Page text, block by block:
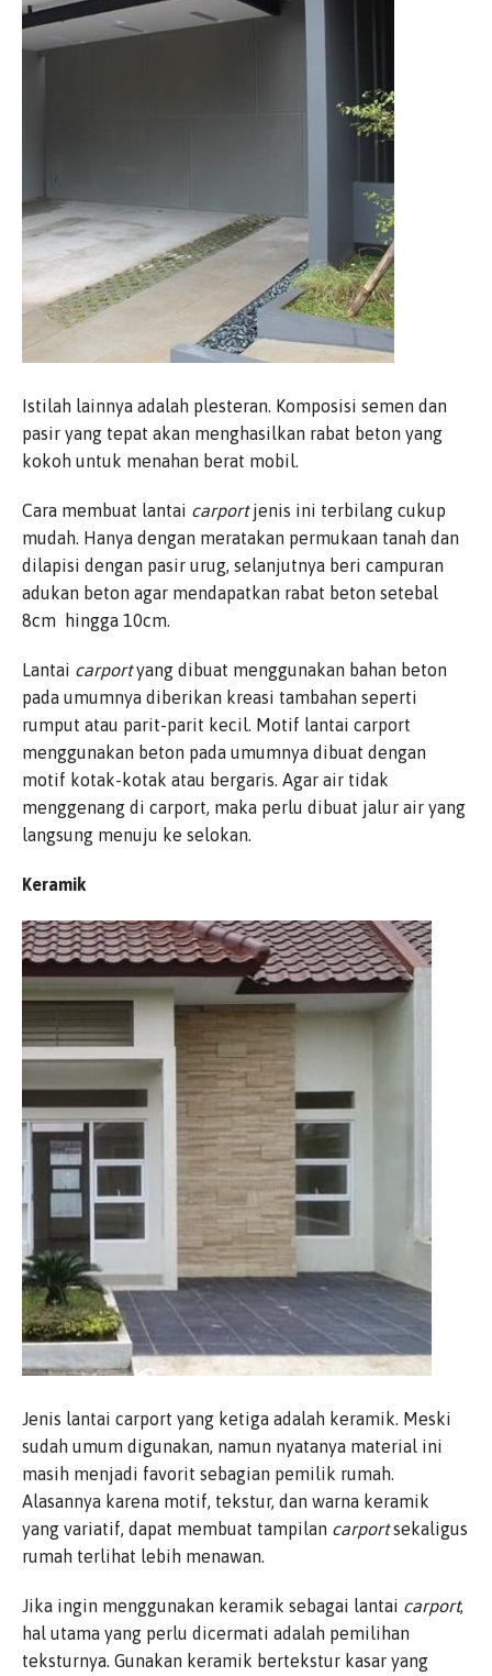
Istilah lainnya adalah plesteran. Komposisi semen dan
pasir yang tepat akan menghasilkan rabat beton yang
kokoh untuk menahan berat mobil.
Cara membuat lantai carportjenis ini terbilang cukup
mudah. Hanya dengan meratakan permukaan tanah dan
dilapisi dengan pasir urug, selanjutnya beri campuran
adukan beton agar mendapatkan rabat beton setebal
8cm hingga 10cm.
Lantai carportyang dibuat menggunakan bahan beton
pada umumnya diberikan kreasi tambahan seperti
rumput atau parit-parit kecil. Motif lantai carport
menggunakan beton pada umumnya dibuat dengan
motif kotak-kotak atau bergaris. Agar air tidak
menggenang di carport, maka perlu dibuat jalur air yang
langsung menuju ke selokan.
Keramik
Jenis lantai carport yang ketiga adalah keramik. Meski
sudah umum digunakan, namun nyatanya material ini
masih menjadi favorit sebagian pemilik rumah.
Alasannya karena motif, tekstur, dan warna keramik
yang variatif, dapat membuat tampilan carportsekaligus
rumah terlihat lebih menawan.
Jika ingin menggunakan keramik sebagai lantai carport,
hal utama yang perlu dicermati adalah pemilihan
teksturnya. Gunakan keramik bertekstur kasar yang